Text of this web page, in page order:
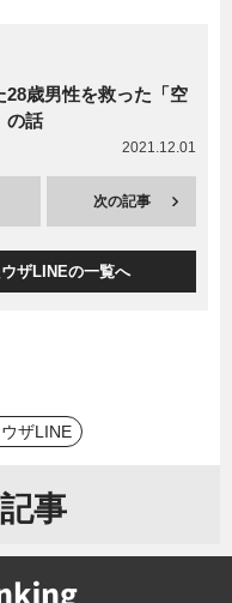
歳男性を救った「空
の話
2021.12.01
次の記事
ザLINEの一覧へ
ザLINE
事